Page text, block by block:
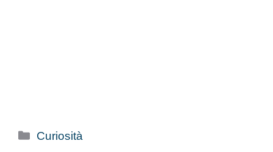
Categorie
Curiosità